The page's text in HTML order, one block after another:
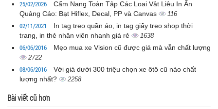
25/02/2026
Cẩm Nang Toàn Tập Các Loại Vật Liệu In Ấn
Quảng Cáo: Bạt Hiflex, Decal, PP và Canvas
116
02/11/2021
In tag treo quần áo, in tag giấy treo shop thời
trang, in thẻ nhân viên nhanh giá rẻ
1638
06/06/2016 Mẹo mua xe Vision cũ được giá mà vẫn chất lượng
2722
08/06/2016
Với giá dưới 300 triệu chọn xe ôtô cũ nào chất
lượng nhất?
2258
Bài viết cũ hơn